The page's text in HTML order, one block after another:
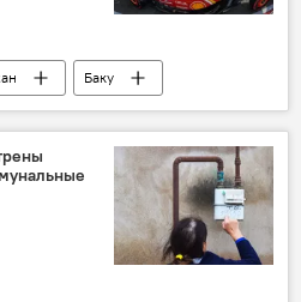
Баку
1"
федерация (FIA)